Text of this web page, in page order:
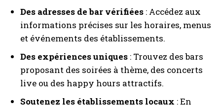
Des adresses de bar vérifiées : Accédez aux
informations précises sur les horaires, menus
et événements des établissements.
Des expériences uniques : Trouvez des bars
proposant des soirées à thème, des concerts
live ou des happy hours attractifs.
Soutenez les établissements locaux : En